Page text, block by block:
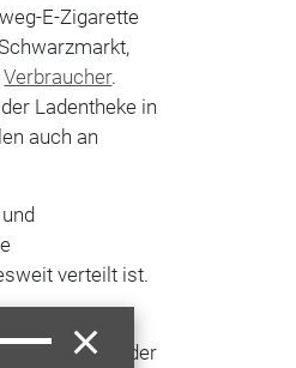
E-Zigarette
Verbraucher.
Ladentheke in
auch an
verteilt ist.
der